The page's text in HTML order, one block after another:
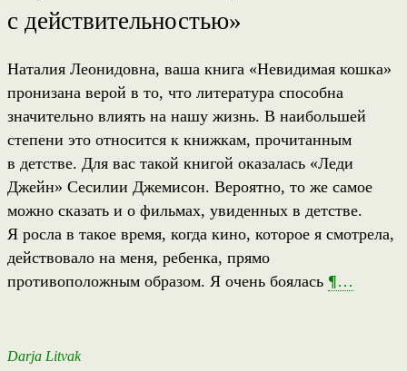
с действительностью»
Наталия Леонидовна, ваша книга «Невидимая кошка»
пронизана верой в то, что литература способна
значительно влиять на нашу жизнь. В наибольшей
степени это относится к книжкам, прочитанным
в детстве. Для вас такой книгой оказалась «Леди
Джейн» Сесилии Джемисон. Вероятно, то же самое
можно сказать и о фильмах, увиденных в детстве.
Я росла в такое время, когда кино, которое я смотрела,
действовало на меня, ребенка, прямо
противоположным образом. Я очень боялась ¶…
Darja Litvak